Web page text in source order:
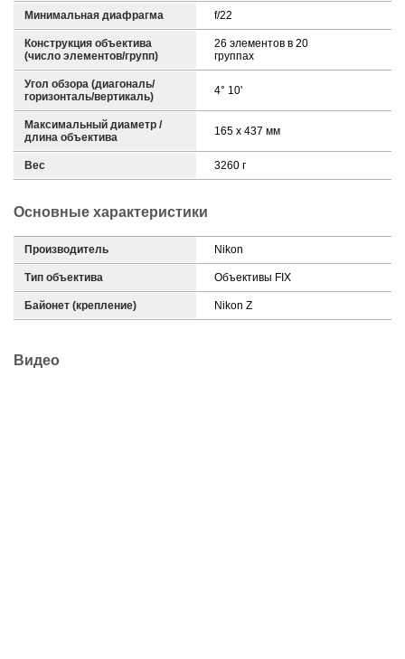
Минимальная диафрагма f/22
Конструкция объектива
(число элементов/групп)
26 элементов в 20
группах
Угол обзора (диагональ/
горизонталь/вертикаль)
4° 10'
Максимальный диаметр /
длина объектива
165 х 437 мм
Вес 3260 г
Основные характеристики
Производитель Nikon
Тип объектива Объективы FIX
Байонет (крепление) Nikon Z
Видео